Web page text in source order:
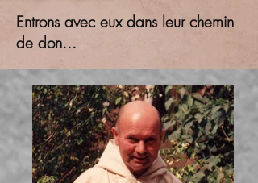
Entrons avec eux dans leur chemin
de don...